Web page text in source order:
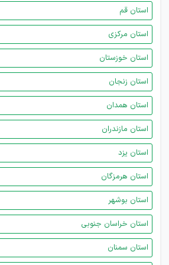
استان قم
استان مرکزی
استان خوزستان
استان زنجان
استان همدان
استان مازندران
استان یزد
استان هرمزگان
استان بوشهر
استان خراسان جنوبی
استان سمنان